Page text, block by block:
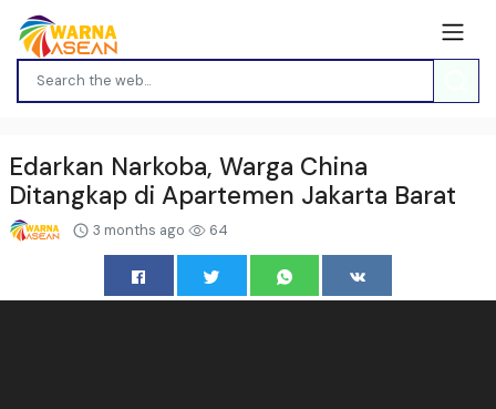
Edarkan Narkoba, Warga China
Ditangkap di Apartemen Jakarta Barat
3 months ago 64